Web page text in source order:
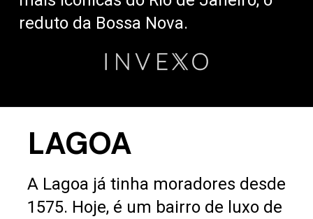
reduto da Bossa Nova.
LAGOA
A Lagoa já tinha moradores desde
1575. Hoje, é um bairro de luxo de